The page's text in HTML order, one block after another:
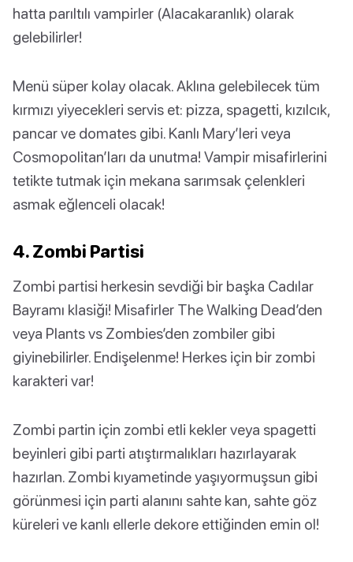
hatta parıltılı vampirler (Alacakaranlık) olarak
gelebilirler!
Menü süper kolay olacak. Aklına gelebilecek tüm
kırmızı yiyecekleri servis et: pizza, spagetti, kızılcık,
pancar ve domates gibi. Kanlı Mary’leri veya
Cosmopolitan’ları da unutma! Vampir misafirlerini
tetikte tutmak için mekana sarımsak çelenkleri
asmak eğlenceli olacak!
4. Zombi Partisi
Zombi partisi herkesin sevdiği bir başka Cadılar
Bayramı klasiği! Misafirler The Walking Dead’den
veya Plants vs Zombies’den zombiler gibi
giyinebilirler. Endişelenme! Herkes için bir zombi
karakteri var!
Zombi partin için zombi etli kekler veya spagetti
beyinleri gibi parti atıştırmalıkları hazırlayarak
hazırlan. Zombi kıyametinde yaşıyormuşsun gibi
görünmesi için parti alanını sahte kan, sahte göz
küreleri ve kanlı ellerle dekore ettiğinden emin ol!